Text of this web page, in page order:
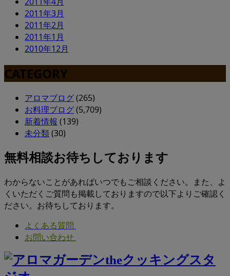
2011年3月
2011年2月
2011年1月
2010年12月
CATEGORY
アロマブログ(265)
お料理ブログ(5,709)
新着情報 (139)
未分類(30)
無料相談お待ちしております
わからないことがあればいつでもご相談ください。また、よ
くいただくご質問も掲載しておりますので以下よりご確認く
ださい。お待ちしております。
よくある質問
お問い合わせ